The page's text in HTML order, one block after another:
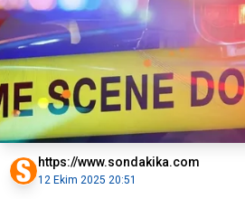
https://www.sondakika.com
12 Ekim 2025 20:51